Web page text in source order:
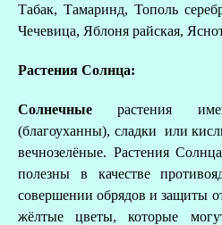
Табак, Тамаринд, Тополь
Чечевица, Яблоня райская,
Растения Солнца:
Солнечныерастения
(благоуханны), сладки или
вечнозелёные. Растения
полезны в качестве
совершении обрядов и защиты
жёлтые цветы, которые